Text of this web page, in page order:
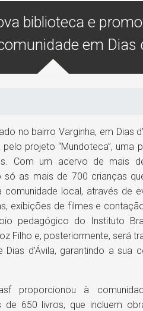
biblioteca e
em Dias
no bairro Varginha, em Dias
projeto “Mundoteca”, uma
Com um acervo de mais
só as mais de 700 crianças
local, através de
exibições de filmes e
pedagógico do Instituto
Filho e, posteriormente, será
Dias d'Ávila, garantindo a sua
proporcionou à
de 650 livros, que incluem